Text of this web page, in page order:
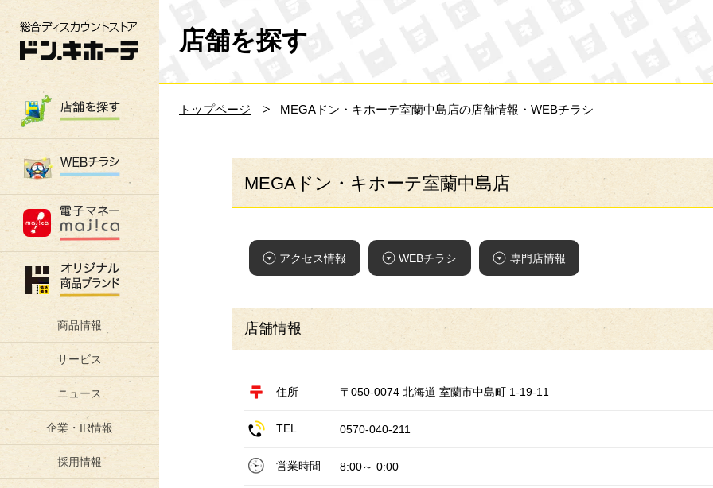
総合ディスカウントストア 驚安の殿堂 ドン・キホーテ
商品情報
サービス
ニュース
企業・IR情報
採用情報
店舗を探す
トップページ MEGAドン・キホーテ室蘭中島店の店舗情報・WEBチラシ
MEGAドン・キホーテ室蘭中島店
アクセス情報 WEBチラシ 専門店情報
店舗情報
住所 〒050-0074 北海道 室蘭市中島町 1-19-11
TEL 0570-040-211
営業時間 8:00～ 0:00